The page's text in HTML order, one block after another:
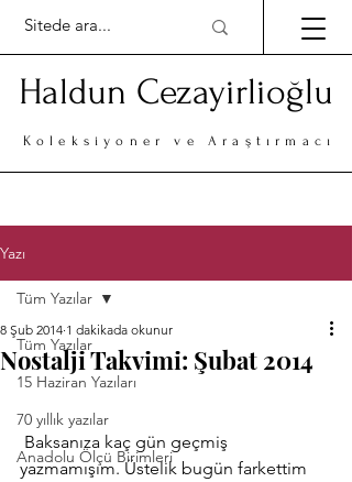
Haldun Cezayirlioğlu
Koleksiyoner ve Araştırmacı
Yazı
Tüm Yazılar
15 Haziran Yazıları
70 yıllık yazılar
Anadolu Ölçü Birimleri
Tüm Yazılar
Nostalji Takvimi: Şubat 2014
8 Şub 2014 1 dakikada okunur
yazmamışım. Üstelik bugün farkettim